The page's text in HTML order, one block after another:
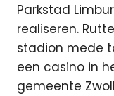
Parkstad
realiseren.
stadion mede
een casino in
gemeente